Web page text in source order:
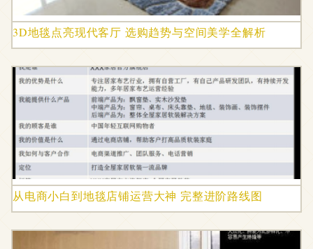
3D地毯点亮现代客厅 选购趋势与空间美学全解析
从电商小白到地毯店铺运营大神 完整进阶路线图